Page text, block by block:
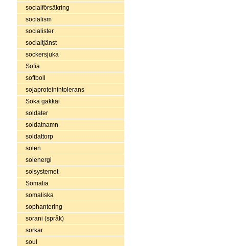
socialförsäkring
socialism
socialister
socialtjänst
sockersjuka
Sofia
softboll
sojaproteinintolerans
Soka gakkai
soldater
soldatnamn
soldattorp
solen
solenergi
solsystemet
Somalia
somaliska
sophantering
sorani (språk)
sorkar
soul